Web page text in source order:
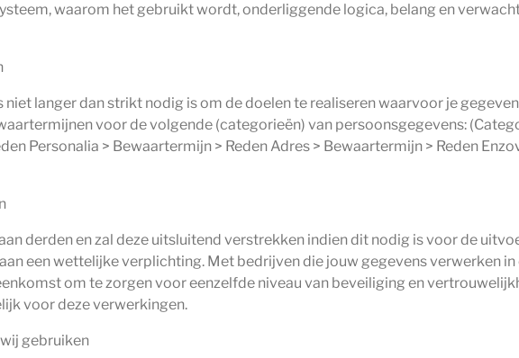
waarom het gebruikt wordt, onderliggende logica, belang en
langer dan strikt nodig is om de doelen te realiseren waarvoor je
voor de volgende (categorieën) van persoonsgegevens:
Personalia > Bewaartermijn > Reden Adres > Bewaartermijn > Reden
derden en zal deze uitsluitend verstrekken indien dit nodig is voor de
een wettelijke verplichting. Met bedrijven die jouw gegevens verwerken in
om te zorgen voor eenzelfde niveau van beveiliging en
voor deze verwerkingen.
gebruiken